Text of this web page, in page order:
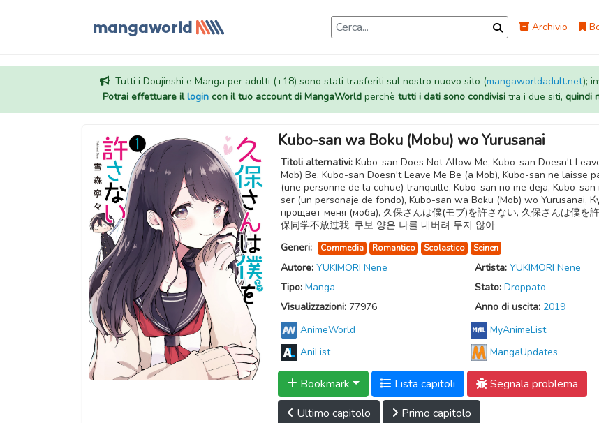
Archivio
Tutti i Doujinshi e Manga per adulti (+18) sono stati trasferiti sul nostro nuovo sito (mangaworldadult.net);
Potrai effettuare illogincon il tuo account di MangaWorldperchè tutti i dati sono condivisitra i due siti, quindi
Kubo-san wa Boku (Mobu) wo Yurusanai
Titoli alternativi: Kubo-san Does Not Allow Me, Kubo-san Doesn't
Mob) Be, Kubo-san Doesn't Leave Me Be (a Mob), Kubo-san ne laisse
(une personne de la cohue) tranquille, Kubo-san no me deja, Kubo-san
ser (un personaje de fondo), Kubo-san wa Boku (Mob) wo Yurusanai,
прощает меня (моба), 久保さんは僕(モブ)を許さない, 久保さんは僕を
保同学不放过我, 쿠보 양은 나를 내버려 두지 않아
Generi:
Commedia Romantico Scolastico Seinen
Autore: YUKIMORI Nene Artista: YUKIMORI Nene
Tipo: Manga Stato: Droppato
Visualizzazioni: 77976 Anno di uscita: 2019
AnimeWorld
MyAnimeList
AniList
MangaUpdates
Bookmark Lista capitoli
Segnala problema
Ultimo capitolo
Primo capitolo